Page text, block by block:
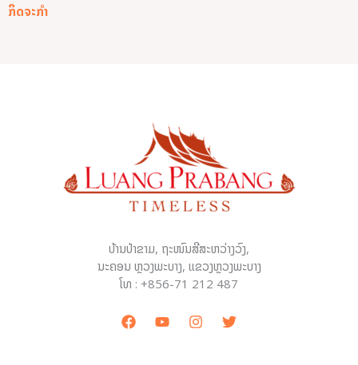
ກິດຈະກໍາ
ບ້ານປ່າຂາມ, ຖະໜົນສີສະຫວ່າງວົງ,
ນະຄອນ ຫຼວງພະບາງ, ແຂວງຫຼວງພະບາງ
ໂທ : +856-71 212 487